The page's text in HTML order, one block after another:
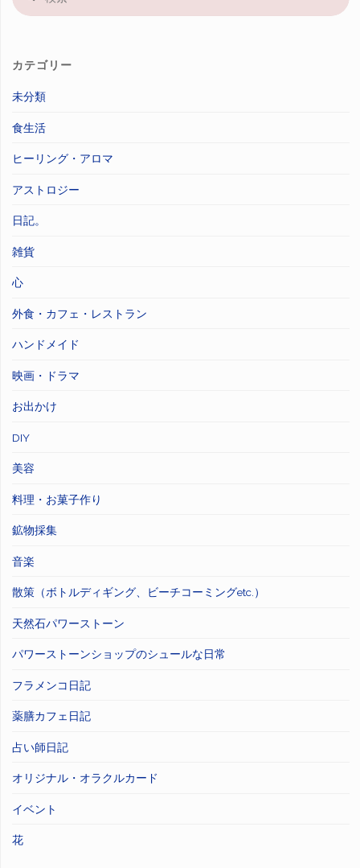
カテゴリー
未分類
食生活
ヒーリング・アロマ
アストロジー
日記。
雑貨
心
外食・カフェ・レストラン
ハンドメイド
映画・ドラマ
お出かけ
DIY
美容
料理・お菓子作り
鉱物採集
音楽
散策（ボトルディギング、ビーチコーミングetc.）
天然石パワーストーン
パワーストーンショップのシュールな日常
フラメンコ日記
薬膳カフェ日記
占い師日記
オリジナル・オラクルカード
イベント
花